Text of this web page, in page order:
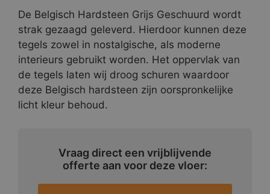
De Belgisch Hardsteen Grijs Geschuurd wordt
strak gezaagd geleverd. Hierdoor kunnen deze
tegels zowel in nostalgische, als moderne
interieurs gebruikt worden. Het oppervlak van
de tegels laten wij droog schuren waardoor
deze Belgisch hardsteen zijn oorspronkelijke
licht kleur behoud.
Vraag direct een vrijblijvende
offerte aan voor deze vloer: